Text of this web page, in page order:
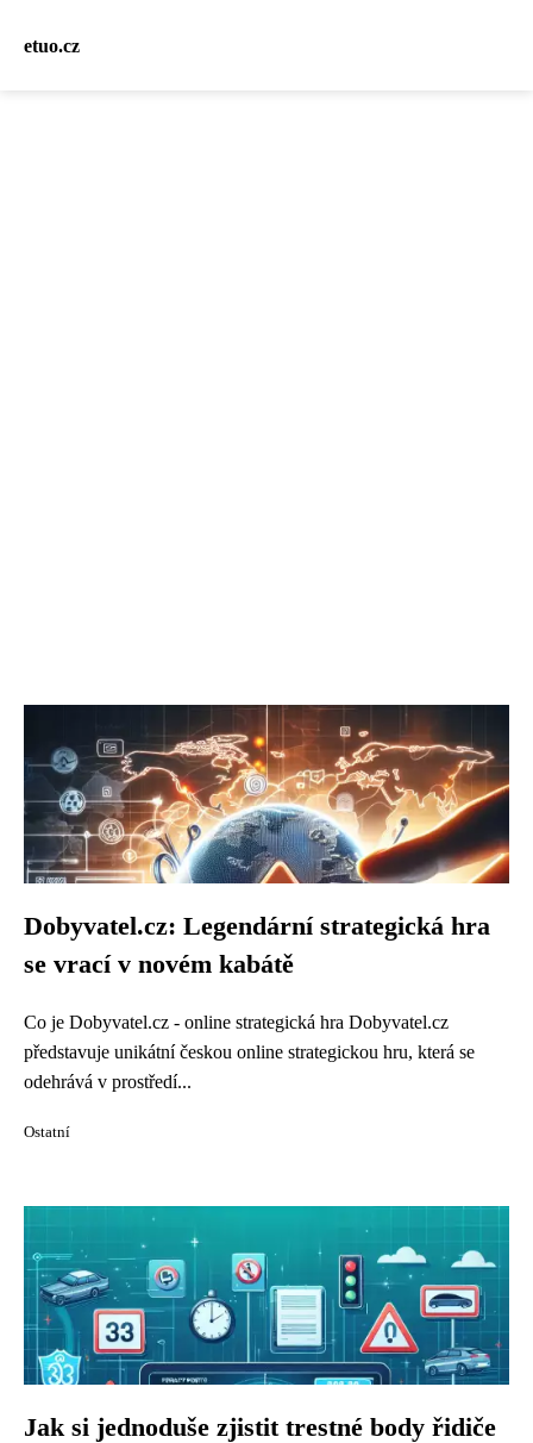
etuo.cz
Dobyvatel.cz: Legendární strategická hra
se vrací v novém kabátě
Co je Dobyvatel.cz - online strategická hra Dobyvatel.cz
představuje unikátní českou online strategickou hru, která se
odehrává v prostředí...
Ostatní
Jak si jednoduše zjistit trestné body řidiče